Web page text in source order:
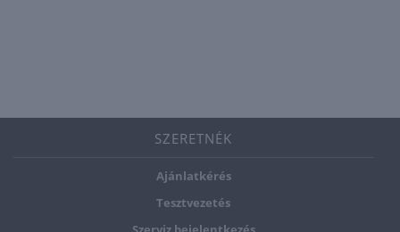
SZERETNÉK
Ajánlatkérés
Tesztvezetés